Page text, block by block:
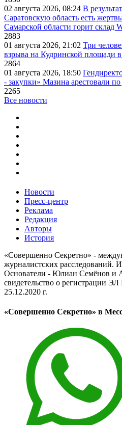
02 августа 2026, 08:24 В
Саратовскую область есть
Самарской области горит склад
2883
01 августа 2026, 21:02 Три
взрыва на Кудринской площади
2864
01 августа 2026, 18:50
- закупки» Мазина арестовали по
2265
Все новости
Новости
Пресс-центр
Реклама
Редакция
Авторы
История
«Совершенно Секретно» -
журналистских расследований.
Основатели - Юлиан Семёнов и
свидетельство о регистрации
25.12.2020 г.
«Совершенно Секретно» в